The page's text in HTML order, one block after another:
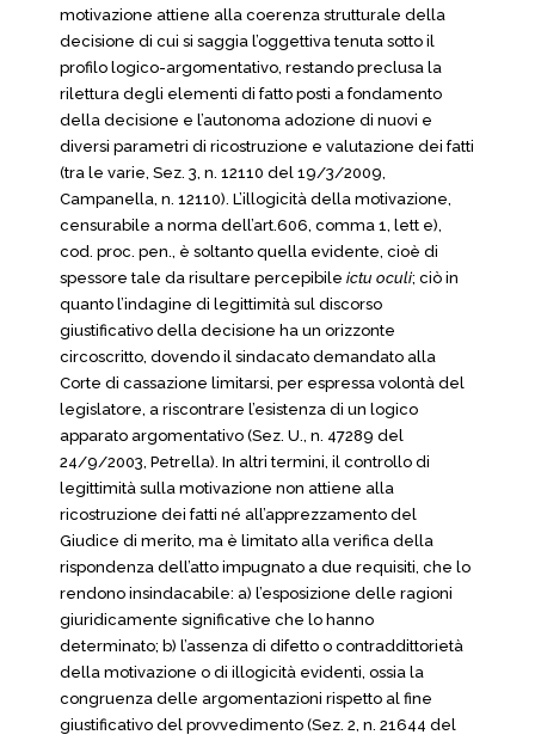
motivazione attiene alla coerenza strutturale della
decisione di cui si saggia l’oggettiva tenuta sotto il
profilo logico-argomentativo, restando preclusa la
rilettura degli elementi di fatto posti a fondamento
della decisione e l’autonoma adozione di nuovi e
diversi parametri di ricostruzione e valutazione dei fatti
(tra le varie, Sez. 3, n. 12110 del 19/3/2009,
Campanella, n. 12110). L’illogicità della motivazione,
censurabile a norma dell’art.606, comma 1, lett e),
cod. proc. pen., è soltanto quella evidente, cioè di
spessore tale da risultare percepibile ictu oculi; ciò in
quanto l’indagine di legittimità sul discorso
giustificativo della decisione ha un orizzonte
circoscritto, dovendo il sindacato demandato alla
Corte di cassazione limitarsi, per espressa volontà del
legislatore, a riscontrare l’esistenza di un logico
apparato argomentativo (Sez. U., n. 47289 del
24/9/2003, Petrella). In altri termini, il controllo di
legittimità sulla motivazione non attiene alla
ricostruzione dei fatti né all’apprezzamento del
Giudice di merito, ma è limitato alla verifica della
rispondenza dell’atto impugnato a due requisiti, che lo
rendono insindacabile: a) l’esposizione delle ragioni
giuridicamente significative che lo hanno
determinato; b) l’assenza di difetto o contraddittorietà
della motivazione o di illogicità evidenti, ossia la
congruenza delle argomentazioni rispetto al fine
giustificativo del provvedimento (Sez. 2, n. 21644 del